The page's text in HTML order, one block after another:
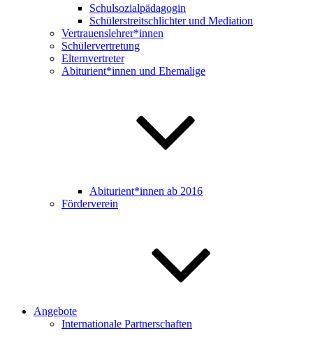
Schulsozialpädagogin
Schülerstreitschlichter und Mediation
Vertrauenslehrer*innen
Schülervertretung
Elternvertreter
Abiturient*innen und Ehemalige
Abiturient*innen ab 2016
Förderverein
Angebote
Internationale Partnerschaften